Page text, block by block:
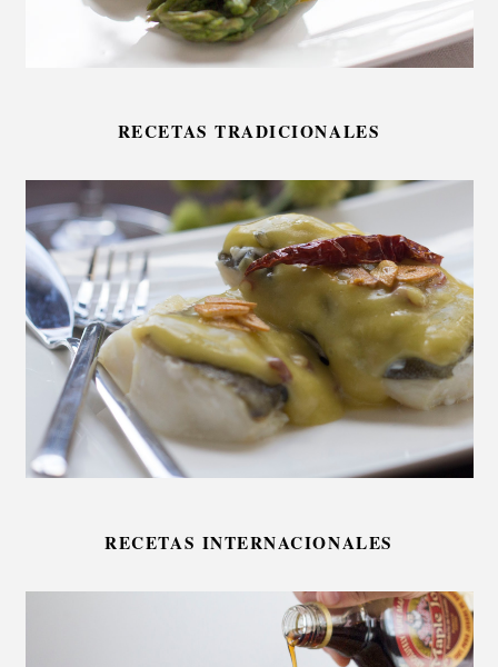
RECETAS TRADICIONALES
RECETAS INTERNACIONALES